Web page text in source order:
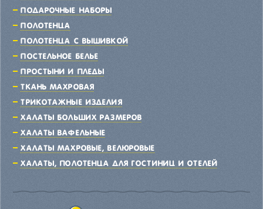
Подарочные наборы
Полотенца
Полотенца с вышивкой
Постельное белье
Простыни и пледы
Ткань махровая
Трикотажные изделия
Халаты больших размеров
Халаты вафельные
Халаты махровые, велюровые
Халаты, полотенца для гостиниц и отелей